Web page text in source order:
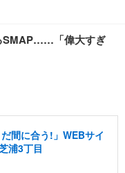
SMAP……「偉大すぎ
間に合う!」WEBサイ
浦3丁目